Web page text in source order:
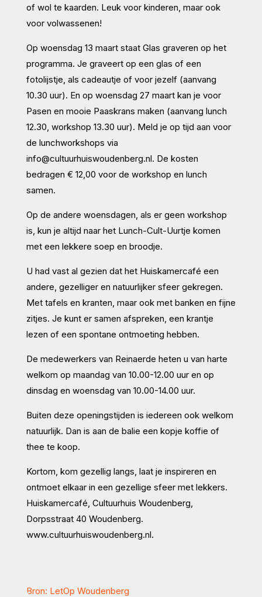
of wol te kaarden. Leuk voor kinderen, maar ook
voor volwassenen!
Op woensdag 13 maart staat Glas graveren op het
programma. Je graveert op een glas of een
fotolijstje, als cadeautje of voor jezelf (aanvang
10.30 uur). En op woensdag 27 maart kan je voor
Pasen en mooie Paaskrans maken (aanvang lunch
12.30, workshop 13.30 uur). Meld je op tijd aan voor
de lunchworkshops via
info@cultuurhuiswoudenberg.nl. De kosten
bedragen € 12,00 voor de workshop en lunch
samen.
Op de andere woensdagen, als er geen workshop
is, kun je altijd naar het Lunch-Cult-Uurtje komen
met een lekkere soep en broodje.
U had vast al gezien dat het Huiskamercafé een
andere, gezelliger en natuurlijker sfeer gekregen.
Met tafels en kranten, maar ook met banken en fijne
zitjes. Je kunt er samen afspreken, een krantje
lezen of een spontane ontmoeting hebben.
De medewerkers van Reinaerde heten u van harte
welkom op maandag van 10.00-12.00 uur en op
dinsdag en woensdag van 10.00-14.00 uur.
Buiten deze openingstijden is iedereen ook welkom
natuurlijk. Dan is aan de balie een kopje koffie of
thee te koop.
Kortom, kom gezellig langs, laat je inspireren en
ontmoet elkaar in een gezellige sfeer met lekkers.
Huiskamercafé, Cultuurhuis Woudenberg,
Dorpsstraat 40 Woudenberg.
www.cultuurhuiswoudenberg.nl.
Bron: LetOp Woudenberg